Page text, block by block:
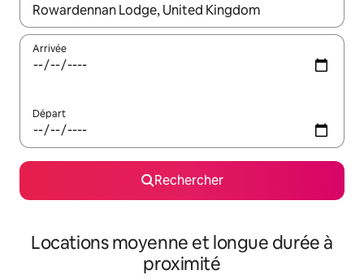
Lorsque les résultats s'affichent, utilisez les flèches vers le
Arrivée
Départ
Rechercher
Locations moyenne et longue durée à
proximité